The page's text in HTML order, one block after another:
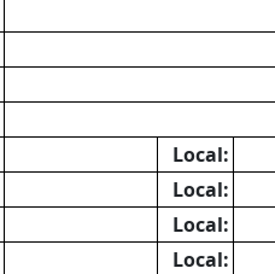
Local:
Local:
Local:
Local: